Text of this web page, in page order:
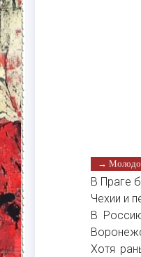
→
В Праге
Чехии и
В
Хотя